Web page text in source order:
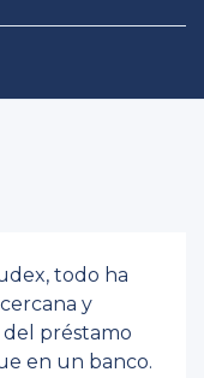
todo ha
y
del préstamo
en un banco.